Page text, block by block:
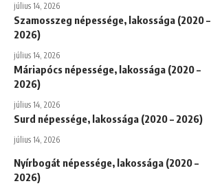
július 14, 2026
Szamosszeg népessége, lakossága (2020 –
2026)
július 14, 2026
Máriapócs népessége, lakossága (2020 –
2026)
július 14, 2026
Surd népessége, lakossága (2020 – 2026)
július 14, 2026
Nyírbogát népessége, lakossága (2020 –
2026)